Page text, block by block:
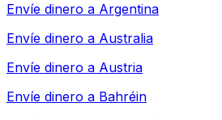
Envíe dinero a Argentina
Envíe dinero a Australia
Envíe dinero a Austria
Envíe dinero a Bahréin